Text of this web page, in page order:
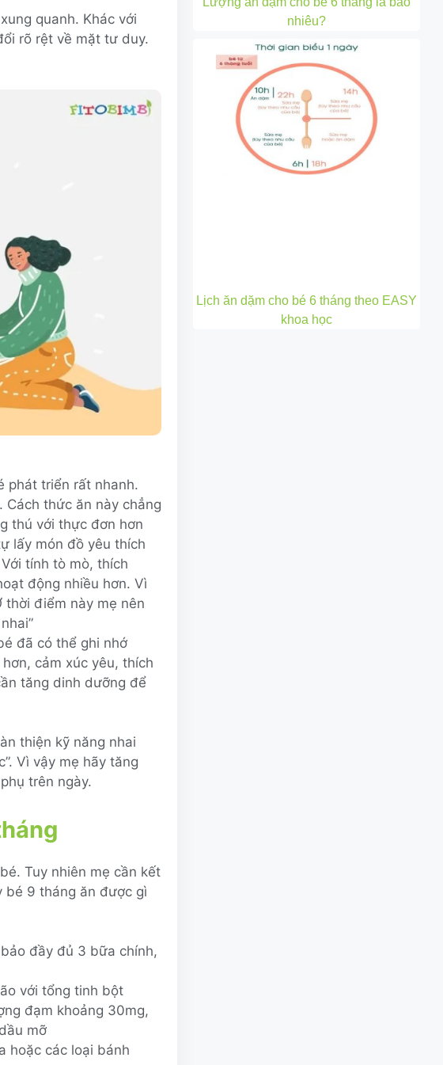
quanh. Khác với
rõ rệt về mặt tư duy.
phát triển rất nhanh.
thức ăn này chẳng
thú với thực đơn hơn
lấy món đồ yêu thích
tính tò mò, thích
động nhiều hơn. Vì
thời điểm này mẹ nên
đã có thể ghi nhớ
cảm xúc yêu, thích
tăng dinh dưỡng để
thiện kỹ năng nhai
Vì vậy mẹ hãy tăng
trên ngày.
Tuy nhiên mẹ cần kết
bé 9 tháng ăn được gì
đầy đủ 3 bữa chính,
với tổng tinh bột
đạm khoảng 30mg,
mỡ
hoặc các loại bánh
nhiêu?
Lịch ăn dặm cho bé 6 tháng theo EASY
khoa học